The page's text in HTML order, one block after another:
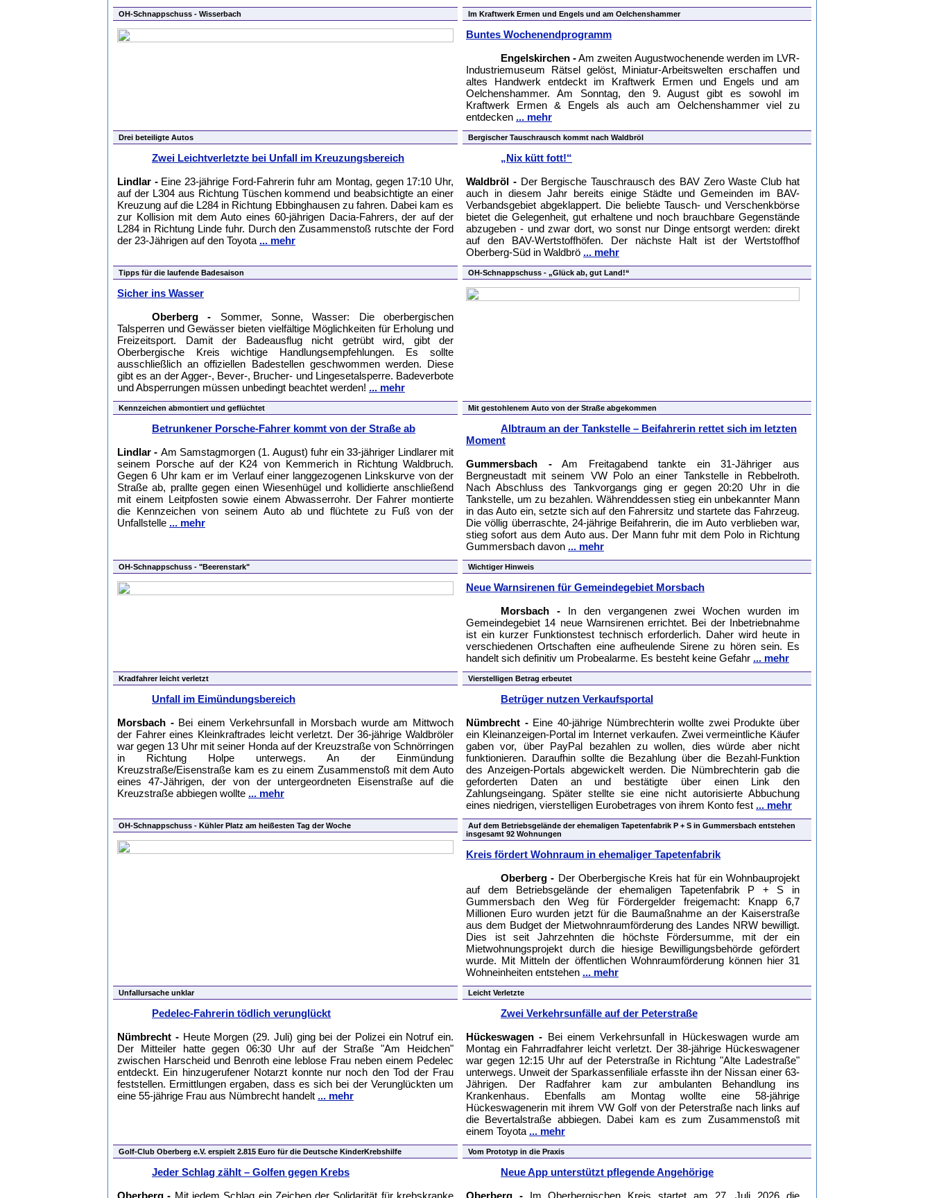
OH-Schnappschuss - Wisserbach Im Kraftwerk Ermen und Engels und am Oelchenshammer
Buntes Wochenendprogramm
Engelskirchen -Am zweiten Augustwochenende werden im LVR-
Industriemuseum Rätsel gelöst, Miniatur-Arbeitswelten erschaffen und
altes Handwerk entdeckt im Kraftwerk Ermen und Engels und am
Oelchenshammer. Am Sonntag, den 9. August gibt es sowohl im
Kraftwerk Ermen & Engels als auch am Oelchenshammer viel zu
entdecken ... mehr
Drei beteiligte Autos
Zwei Leichtverletzte bei Unfall im Kreuzungsbereich
Lindlar -Eine 23-jährige Ford-Fahrerin fuhr am Montag, gegen 17:10 Uhr,
auf der L304 aus Richtung Tüschen kommend und beabsichtigte an einer
Kreuzung auf die L284 in Richtung Ebbinghausen zu fahren. Dabei kam es
zur Kollision mit dem Auto eines 60-jährigen Dacia-Fahrers, der auf der
L284 in Richtung Linde fuhr. Durch den Zusammenstoß rutschte der Ford
der 23-Jährigen auf den Toyota ... mehr
Bergischer Tauschrausch kommt nach Waldbröl
„Nix kütt fott!“
Waldbröl - Der Bergische Tauschrausch des BAV Zero Waste Club hat
auch in diesem Jahr bereits einige Städte und Gemeinden im BAV-
Verbandsgebiet abgeklappert. Die beliebte Tausch- und Verschenkbörse
bietet die Gelegenheit, gut erhaltene und noch brauchbare Gegenstände
abzugeben - und zwar dort, wo sonst nur Dinge entsorgt werden: direkt
auf den BAV-Wertstoffhöfen. Der nächste Halt ist der Wertstoffhof
Oberberg-Süd in Waldbrö ... mehr
Tipps für die laufende Badesaison
Sicher ins Wasser
Oberberg - Sommer, Sonne, Wasser: Die oberbergischen
Talsperren und Gewässer bieten vielfältige Möglichkeiten für Erholung und
Freizeitsport. Damit der Badeausflug nicht getrübt wird, gibt der
Oberbergische Kreis wichtige Handlungsempfehlungen. Es sollte
ausschließlich an offiziellen Badestellen geschwommen werden. Diese
gibt es an der Agger-, Bever-, Brucher- und Lingesetalsperre. Badeverbote
und Absperrungen müssen unbedingt beachtet werden! ... mehr
OH-Schnappschuss - „Glück ab, gut Land!“
Kennzeichen abmontiert und geflüchtet
Betrunkener Porsche-Fahrer kommt von der Straße ab
Lindlar - Am Samstagmorgen (1. August) fuhr ein 33-jähriger Lindlarer mit
seinem Porsche auf der K24 von Kemmerich in Richtung Waldbruch.
Gegen 6 Uhr kam er im Verlauf einer langgezogenen Linkskurve von der
Straße ab, prallte gegen einen Wiesenhügel und kollidierte anschließend
mit einem Leitpfosten sowie einem Abwasserrohr. Der Fahrer montierte
die Kennzeichen von seinem Auto ab und flüchtete zu Fuß von der
Unfallstelle ... mehr
Mit gestohlenem Auto von der Straße abgekommen
Albtraum an der Tankstelle – Beifahrerin rettet sich im letzten
Moment
Gummersbach -Am Freitagabend tankte ein 31-Jähriger aus
Bergneustadt mit seinem VW Polo an einer Tankstelle in Rebbelroth.
Nach Abschluss des Tankvorgangs ging er gegen 20:20 Uhr in die
Tankstelle, um zu bezahlen. Währenddessen stieg ein unbekannter Mann
in das Auto ein, setzte sich auf den Fahrersitz und startete das Fahrzeug.
Die völlig überraschte, 24-jährige Beifahrerin, die im Auto verblieben war,
stieg sofort aus dem Auto aus. Der Mann fuhr mit dem Polo in Richtung
Gummersbach davon ... mehr
OH-Schnappschuss - "Beerenstark" Wichtiger Hinweis
Neue Warnsirenen für Gemeindegebiet Morsbach
Morsbach -In den vergangenen zwei Wochen wurden im
Gemeindegebiet 14 neue Warnsirenen errichtet. Bei der Inbetriebnahme
ist ein kurzer Funktionstest technisch erforderlich. Daher wird heute in
verschiedenen Ortschaften eine aufheulende Sirene zu hören sein. Es
handelt sich definitiv um Probealarme. Es besteht keine Gefahr ... mehr
Kradfahrer leicht verletzt
Unfall im Eimündungsbereich
Morsbach -Bei einem Verkehrsunfall in Morsbach wurde am Mittwoch
der Fahrer eines Kleinkraftrades leicht verletzt. Der 36-jährige Waldbröler
war gegen 13 Uhr mit seiner Honda auf der Kreuzstraße von Schnörringen
in Richtung Holpe unterwegs. An der Einmündung
Kreuzstraße/Eisenstraße kam es zu einem Zusammenstoß mit dem Auto
eines 47-Jährigen, der von der untergeordneten Eisenstraße auf die
Kreuzstraße abbiegen wollte ... mehr
Vierstelligen Betrag erbeutet
Betrüger nutzen Verkaufsportal
Nümbrecht -Eine 40-jährige Nümbrechterin wollte zwei Produkte über
ein Kleinanzeigen-Portal im Internet verkaufen. Zwei vermeintliche Käufer
gaben vor, über PayPal bezahlen zu wollen, dies würde aber nicht
funktionieren. Daraufhin sollte die Bezahlung über die Bezahl-Funktion
des Anzeigen-Portals abgewickelt werden. Die Nümbrechterin gab die
geforderten Daten an und bestätigte über einen Link den
Zahlungseingang. Später stellte sie eine nicht autorisierte Abbuchung
eines niedrigen, vierstelligen Eurobetrages von ihrem Konto fest ... mehr
OH-Schnappschuss - Kühler Platz am heißesten Tag der Woche
Auf dem Betriebsgelände der ehemaligen Tapetenfabrik P + S in Gummersbach entstehen
insgesamt 92 Wohnungen
Kreis fördert Wohnraum in ehemaliger Tapetenfabrik
Oberberg - Der Oberbergische Kreis hat für ein Wohnbauprojekt
auf dem Betriebsgelände der ehemaligen Tapetenfabrik P + S in
Gummersbach den Weg für Fördergelder freigemacht: Knapp 6,7
Millionen Euro wurden jetzt für die Baumaßnahme an der Kaiserstraße
aus dem Budget der Mietwohnraumförderung des Landes NRW bewilligt.
Dies ist seit Jahrzehnten die höchste Fördersumme, mit der ein
Mietwohnungsprojekt durch die hiesige Bewilligungsbehörde gefördert
wurde. Mit Mitteln der öffentlichen Wohnraumförderung können hier 31
Wohneinheiten entstehen ... mehr
Unfallursache unklar
Pedelec-Fahrerin tödlich verunglückt
Nümbrecht -Heute Morgen (29. Juli) ging bei der Polizei ein Notruf ein.
Der Mitteiler hatte gegen 06:30 Uhr auf der Straße "Am Heidchen"
zwischen Harscheid und Benroth eine leblose Frau neben einem Pedelec
entdeckt. Ein hinzugerufener Notarzt konnte nur noch den Tod der Frau
feststellen. Ermittlungen ergaben, dass es sich bei der Verunglückten um
eine 55-jährige Frau aus Nümbrecht handelt ... mehr
Leicht Verletzte
Zwei Verkehrsunfälle auf der Peterstraße
Hückeswagen - Bei einem Verkehrsunfall in Hückeswagen wurde am
Montag ein Fahrradfahrer leicht verletzt. Der 38-jährige Hückeswagener
war gegen 12:15 Uhr auf der Peterstraße in Richtung "Alte Ladestraße"
unterwegs. Unweit der Sparkassenfiliale erfasste ihn der Nissan einer 63-
Jährigen. Der Radfahrer kam zur ambulanten Behandlung ins
Krankenhaus. Ebenfalls am Montag wollte eine 58-jährige
Hückeswagenerin mit ihrem VW Golf von der Peterstraße nach links auf
die Bevertalstraße abbiegen. Dabei kam es zum Zusammenstoß mit
einem Toyota ... mehr
Golf-Club Oberberg e.V. erspielt 2.815 Euro für die Deutsche KinderKrebshilfe
Jeder Schlag zählt – Golfen gegen Krebs
Oberberg - Mit jedem Schlag ein Zeichen der Solidarität für krebskranke
Vom Prototyp in die Praxis
Neue App unterstützt pflegende Angehörige
Oberberg -Im Oberbergischen Kreis startet am 27. Juli 2026 die